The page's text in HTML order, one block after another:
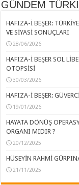
GÜNDEM
HAFIZA-İ BEŞER:
VE SİYASİ SONUÇLARI
28/06/2026
HAFIZA-İ BEŞER SOL
OTOPSİSİ
30/03/2026
HAFIZA-İ BEŞER:
19/01/2026
HAYATA DÖNÜŞ
ORGANI MIDIR ?
20/12/2025
HÜSEYİN RAHMİ
21/11/2025